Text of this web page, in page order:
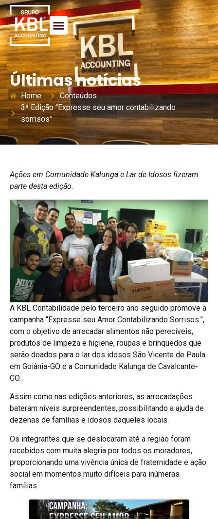
Últimas notícias
Home
Conteúdos
3ª Edição “Expresse seu amor contabilizando
sorrisos”
Ações em Comunidade Kalunga e Lar de Idosos fizeram
parte desta edição.
A KBL Contabilidade pelo terceiro ano seguido promove a
campanha “Expresse seu Amor Contabilizando Sorrisos.”,
com o objetivo de arrecadar alimentos não perecíveis,
produtos de limpeza e higiene, roupas e brinquedos que
serão doados para o lar dos idosos São Vicente de Paula
em Goiânia-GO e a Comunidade Kalunga de Cavalcante-
GO.
Assim como nas edições anteriores, as arrecadações
bateram níveis surpreendentes, possibilitando a ajuda de
dezenas de famílias e idosos daqueles locais.
Os integrantes que se deslocaram até a região foram
recebidos com muita alegria por todos os moradores,
proporcionando uma vivência única de fraternidade e ação
social em momentos muito difíceis para inúmeras
famílias.